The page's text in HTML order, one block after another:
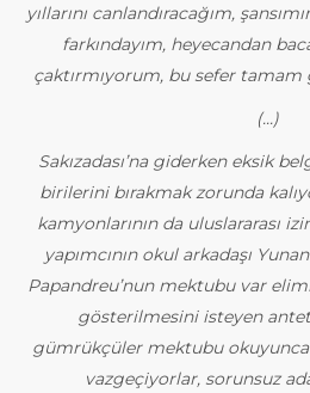
yıllarını canlandıracağım,
farkındayım, heyecandan
çaktırmıyorum, bu sefer tamam
(...)
Sakızadası’na giderken eksik
birilerini bırakmak zorunda
kamyonlarının da uluslararası
yapımcının okul arkadaşı
Papandreu’nun mektubu var
gösterilmesini isteyen
gümrükçüler mektubu okuyunca
vazgeçiyorlar, sorunsuz